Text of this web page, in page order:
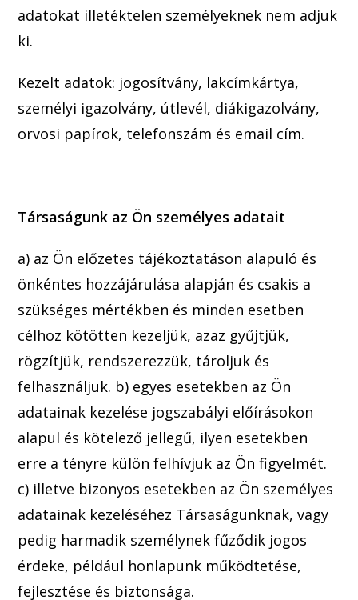
adatokat illetéktelen személyeknek nem adjuk
ki.
Kezelt adatok: jogosítvány, lakcímkártya,
személyi igazolvány, útlevél, diákigazolvány,
orvosi papírok, telefonszám és email cím.
Társaságunk az Ön személyes adatait
a) az Ön előzetes tájékoztatáson alapuló és
önkéntes hozzájárulása alapján és csakis a
szükséges mértékben és minden esetben
célhoz kötötten kezeljük, azaz gyűjtjük,
rögzítjük, rendszerezzük, tároljuk és
felhasználjuk. b) egyes esetekben az Ön
adatainak kezelése jogszabályi előírásokon
alapul és kötelező jellegű, ilyen esetekben
erre a tényre külön felhívjuk az Ön figyelmét.
c) illetve bizonyos esetekben az Ön személyes
adatainak kezeléséhez Társaságunknak, vagy
pedig harmadik személynek fűződik jogos
érdeke, például honlapunk működtetése,
fejlesztése és biztonsága.